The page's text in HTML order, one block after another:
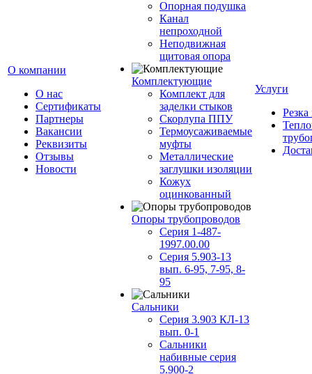
О компании
О нас
Сертификаты
Партнеры
Вакансии
Реквизиты
Отзывы
Новости
Опорная подушка
Канал
непроходной
Неподвижная
щитовая опора
Комплектующие
Комплект для
заделки стыков
Скорлупа ППУ
Термоусаживаемые
муфты
Металлические
заглушки изоляции
Кожух
оцинкованный
Опоры трубопроводов
Серия 1-487-
1997.00.00
Серия 5.903-13
вып. 6-95, 7-95, 8-
95
Сальники
Серия 3.903 КЛ-13
вып. 0-1
Сальники
набивные серия
5.900-2
Услуги
Резка